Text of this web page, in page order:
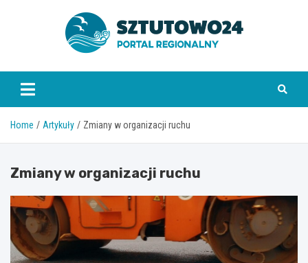
www.sztutowo24.pl
Home Artykuły Zmiany w organizacji ruchu
Zmiany w organizacji ruchu